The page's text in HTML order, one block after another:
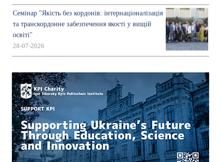
Семінар "Якість без кордонів: інтернаціоналізація
та транскордонне забезпечення якості у вищій
освіті"
28-07-2026